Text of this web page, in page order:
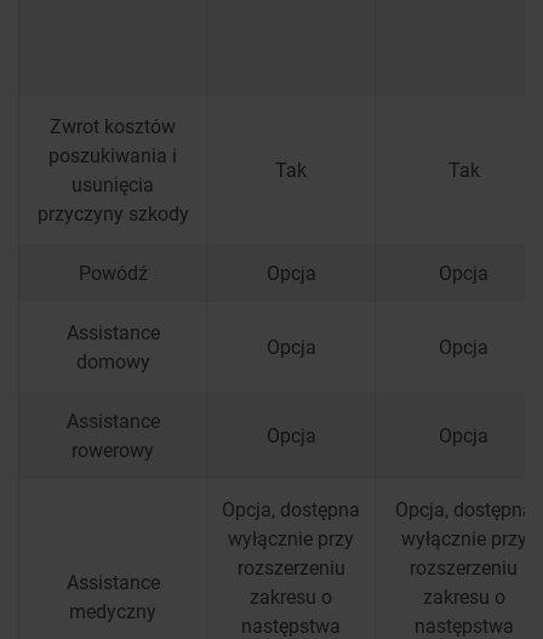
Zwrot kosztów
poszukiwania i
usunięcia
przyczyny szkody
Tak Tak
Powódź Opcja Opcja
Assistance
domowy
Opcja Opcja
Assistance
rowerowy
Opcja Opcja
Assistance
medyczny
Opcja, dostępna
wyłącznie przy
rozszerzeniu
zakresu o
następstwa
Opcja, dostępna
wyłącznie przy
rozszerzeniu
zakresu o
następstwa